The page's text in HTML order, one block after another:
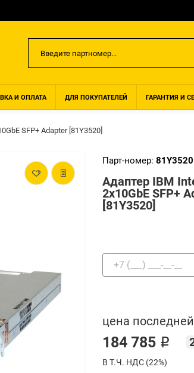
И ОПЛАТА ДЛЯ ПОКУПАТЕЛЕЙ ГАРАНТИЯ И
SFP+ Adapter [81Y3520]
Парт-номер: 81Y3520
Адаптер IBM
2x10GbE SFP+
[81Y3520]
цена
184 785 ₽
В Т.Ч. НДС (22%)